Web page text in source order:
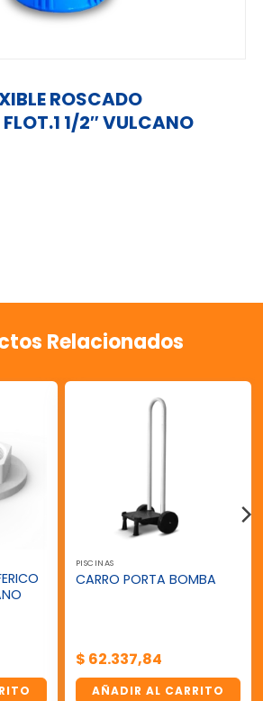
ROSCADO
1/2″ VULCANO
Relacionados
PISCINAS
CARRO PORTA BOMBA
$ 62.337,84
AÑADIR AL CARRITO